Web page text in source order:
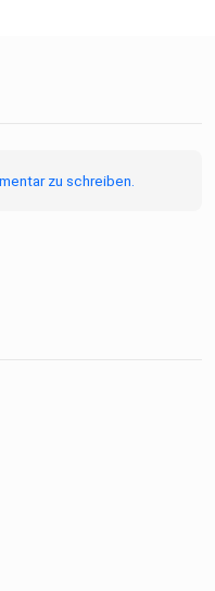
zu schreiben.